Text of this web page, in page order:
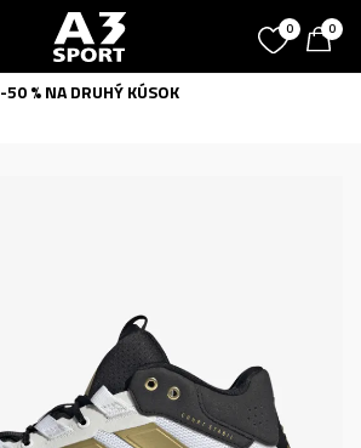
0 0
-50 % NA DRUHÝ KÚSOK